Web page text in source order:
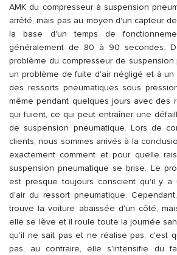
AMK du compresseur à suspension
arrêté, mais pas au moyen d'un capteur
la base d'un temps de
généralement de 80 à 90 secondes.
problème du compresseur de
un problème de fuite d'air négligé et à un
des ressorts pneumatiques sous
même pendant quelques jours avec des
qui fuient, ce qui peut entraîner une
de suspension pneumatique. Lors de
clients, nous sommes arrivés à la
exactement comment et pour quelle
suspension pneumatique se brise. Le
est presque toujours conscient qu'il y a
d'air du ressort pneumatique.
trouve la voiture abaissée d'un côté,
elle se lève et il roule toute la journée
qu'il ne sait pas et ne réalise pas, c'est
pas, au contraire, elle s'intensifie du